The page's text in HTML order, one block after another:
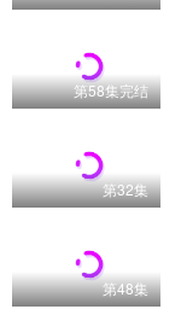
第58集完结
第32集
第48集